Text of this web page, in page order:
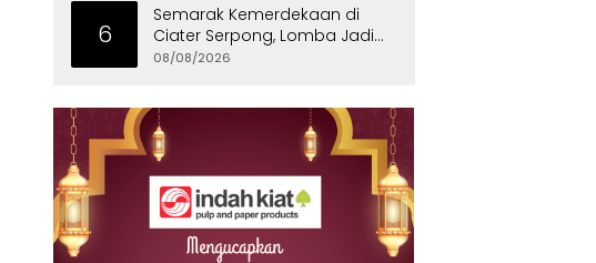
6
Semarak Kemerdekaan di
Ciater Serpong, Lomba Jadi
Ajang Pererat Kekompakan
08/08/2026